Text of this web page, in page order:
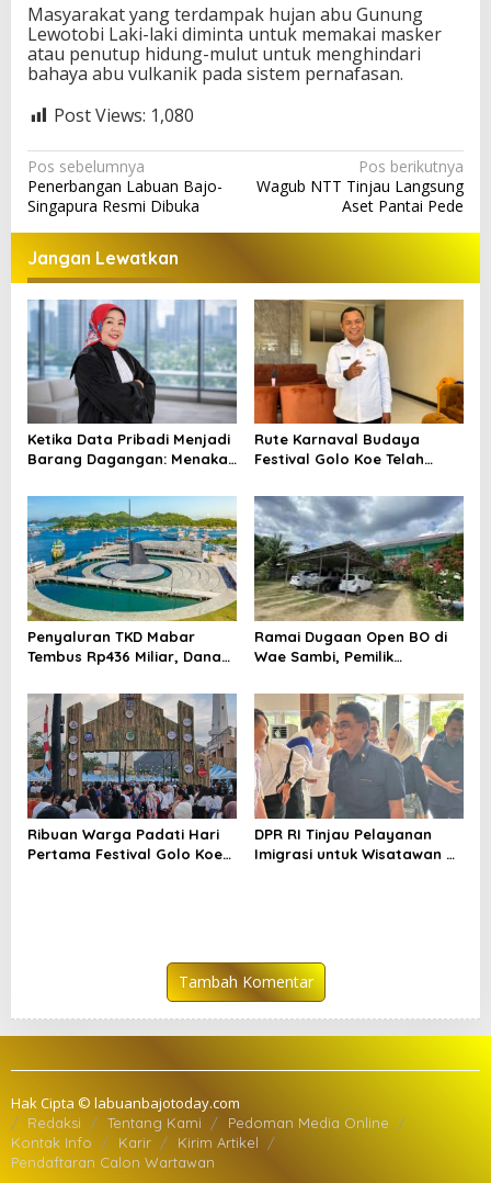
Masyarakat yang terdampak hujan abu Gunung
Lewotobi Laki-laki diminta untuk memakai masker
atau penutup hidung-mulut untuk menghindari
bahaya abu vulkanik pada sistem pernafasan.
Post Views: 1,080
N
a
v
i
g
a
s
i
p
o
Pos sebelumnya
Penerbangan Labuan Bajo-
Singapura Resmi Dibuka
Pos berikutnya
Wagub NTT Tinjau Langsung
Aset Pantai Pede
Jangan Lewatkan
Ketika Data Pribadi Menjadi
Barang Dagangan: Menakar
KUHP Baru, UU Perlindungan
Data Pribadi, dan UU ITE
Rute Karnaval Budaya
Festival Golo Koe Telah
Penyaluran TKD Mabar
Tembus Rp436 Miliar, Dana
Ramai Dugaan Open BO di
Wae Sambi, Pemilik
Ribuan Warga Padati Hari
Pertama Festival Golo Koe
DPR RI Tinjau Pelayanan
Imigrasi untuk Wisatawan di
Tambah Komentar
Hak Cipta © labuanbajotoday.com
Redaksi Tentang Kami
Pedoman Media Online
Kontak Info
Karir
Kirim Artikel
Pendaftaran Calon Wartawan